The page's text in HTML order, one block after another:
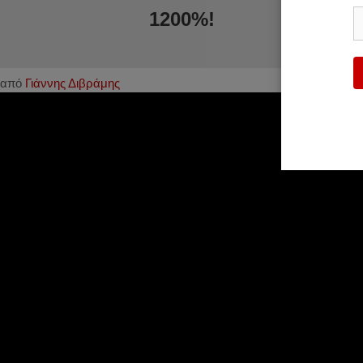
1200%!
από Γιάννης Διβράμης